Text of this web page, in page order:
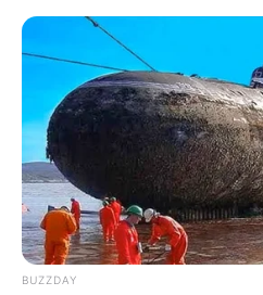
BUZZDAY